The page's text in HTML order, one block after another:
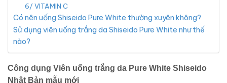
6/ VITAMIN C
Có nên uống Shiseido Pure White thường xuyên không?
Sử dụng viên uống trắng da Shiseido Pure White như thế
nào?
Công dụng Viên uống trắng da Pure White Shiseido
Nhật Bản mẫu mới